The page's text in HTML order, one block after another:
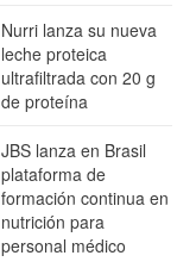
Nurri lanza su nueva
leche proteica
ultrafiltrada con 20 g
de proteína
JBS lanza en Brasil
plataforma de
formación continua en
nutrición para
personal médico